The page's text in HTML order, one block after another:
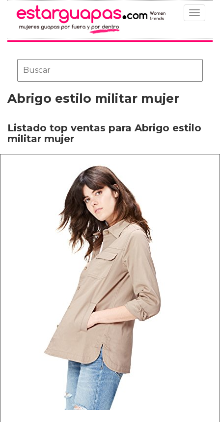
Toggle
Abrigo estilo militar mujer
Listado top ventas para Abrigo estilo
militar mujer